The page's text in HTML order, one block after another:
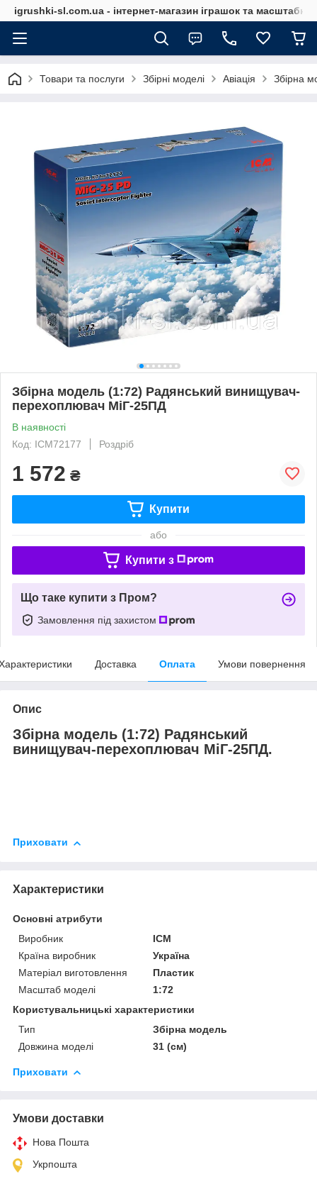
igrushki-sl.com.ua - інтернет-магазин іграшок та
Товари та послуги Збірні моделі Авіація Збірна
Збірна модель (1:72) Радянський винищувач-
перехоплювач МіГ-25ПД
В наявності
Код: ICM72177
Роздріб
1 572 ₴
Купити
або
Купити з
Що таке купити з Пром?
Замовлення під захистом
Доставка Оплата Умови повернення
Опис
Збірна модель (1:72) Радянський
винищувач-перехоплювач МіГ-25ПД.
Приховати
Характеристики
Основні атрибути
Виробник
ICM
Країна виробник
Україна
Матеріал виготовлення
Пластик
Масштаб моделі
1:72
Користувальницькі характеристики
Тип
Збірна модель
Довжина моделі
31 (см)
Приховати
Умови доставки
Нова Пошта
Укрпошта